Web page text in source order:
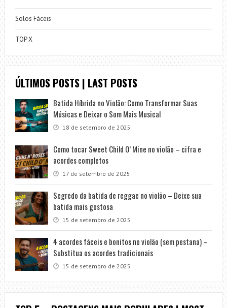
Solos Fáceis
TOP X
ÚLTIMOS POSTS | LAST POSTS
Batida Híbrida no Violão: Como Transformar Suas
Músicas e Deixar o Som Mais Musical
18 de setembro de 2025
Como tocar Sweet Child O’ Mine no violão – cifra e
acordes completos
17 de setembro de 2025
Segredo da batida de reggae no violão – Deixe sua
batida mais gostosa
15 de setembro de 2025
4 acordes fáceis e bonitos no violão (sem pestana) –
Substitua os acordes tradicionais
15 de setembro de 2025